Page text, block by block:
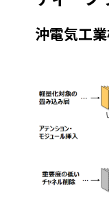
沖電気工